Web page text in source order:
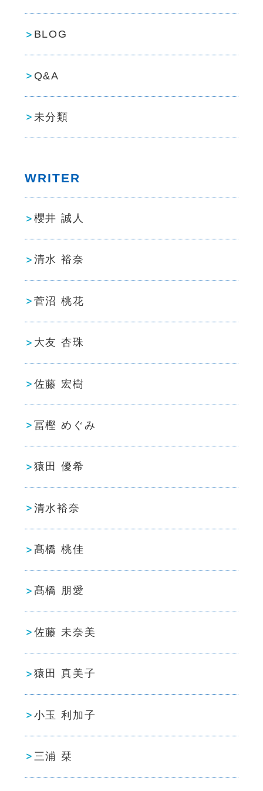
BLOG
Q&A
未分類
WRITER
櫻井 誠人
清水 裕奈
菅沼 桃花
大友 杏珠
佐藤 宏樹
冨樫 めぐみ
猿田 優希
清水裕奈
髙橋 桃佳
髙橋 朋愛
佐藤 未奈美
猿田 真美子
小玉 利加子
三浦 栞